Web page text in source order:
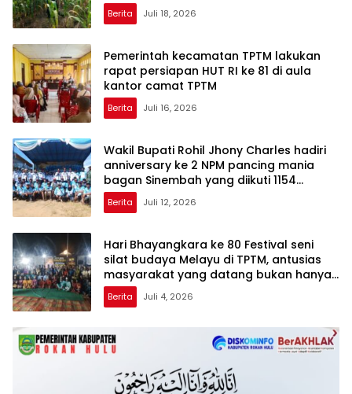
Berita Juli 18, 2026
Pemerintah kecamatan TPTM lakukan
rapat persiapan HUT RI ke 81 di aula
kantor camat TPTM
Berita Juli 16, 2026
Wakil Bupati Rohil Jhony Charles hadiri
anniversary ke 2 NPM pancing mania
bagan Sinembah yang diikuti 1154
peserta dari berbagai wilayah di pulau
sumatera
Berita Juli 12, 2026
Hari Bhayangkara ke 80 Festival seni
silat budaya Melayu di TPTM, antusias
masyarakat yang datang bukan hanya
dari Rohil, bahkan dari luar kabupaten
Rohil
Berita Juli 4, 2026